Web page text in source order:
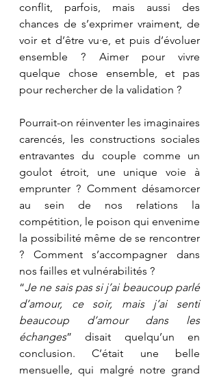
conflit, parfois, mais aussi des
chances de s’exprimer vraiment, de
voir et d’être vu·e, et puis d’évoluer
ensemble ? Aimer pour vivre
quelque chose ensemble, et pas
pour rechercher de la validation ?
Pourrait-on réinventer les imaginaires
carencés, les constructions sociales
entravantes du couple comme un
goulot étroit, une unique voie à
emprunter ? Comment désamorcer
au sein de nos relations la
compétition, le poison qui envenime
la possibilité même de se rencontrer
? Comment s’accompagner dans
nos failles et vulnérabilités ?
“Je ne sais pas si j’ai beaucoup parlé
d’amour, ce soir, mais j’ai senti
beaucoup d’amour dans les
échanges” disait quelqu’un en
conclusion. C’était une belle
mensuelle, qui malgré notre grand